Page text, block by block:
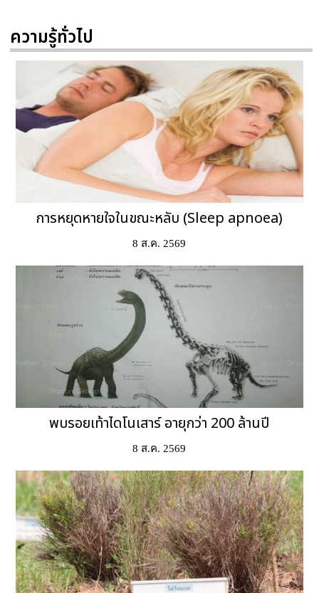
ความรู้ทั่วไป
การหยุดหายใจในขณะหลับ (Sleep apnoea)
8 ส.ค. 2569
พบรอยเท้าไดโนเสาร์ อายุกว่า 200 ล้านปี
8 ส.ค. 2569